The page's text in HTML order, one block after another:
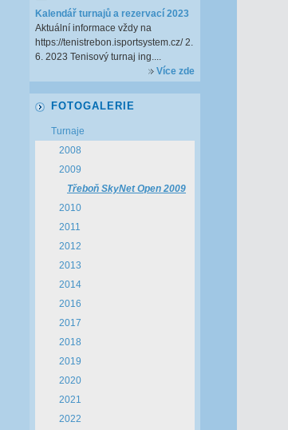
Kalendář turnajů a rezervací 2023
Aktuální informace vždy na
https://tenistrebon.isportsystem.cz/ 2.
6. 2023 Tenisový turnaj ing....
Více zde
FOTOGALERIE
Turnaje
2008
2009
Třeboň SkyNet Open 2009
2010
2011
2012
2013
2014
2016
2017
2018
2019
2020
2021
2022